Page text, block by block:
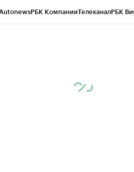
РБК КомпанииТелеканалРБК